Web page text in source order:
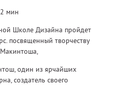
мин
Школе Дизайна пройдет
посвященный творчеству
один из ярчайших
создатель своего